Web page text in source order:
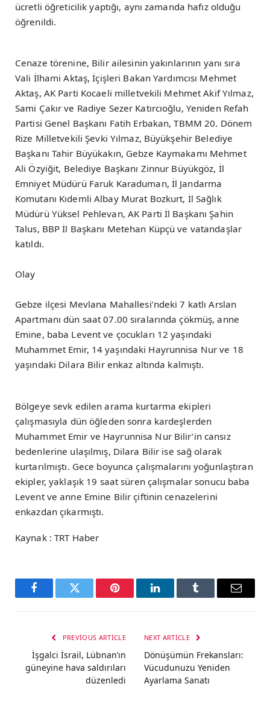
ücretli öğreticilik yaptığı, aynı zamanda hafız olduğu
öğrenildi.
Cenaze törenine, Bilir ailesinin yakınlarının yanı sıra
Vali İlhami Aktaş, İçişleri Bakan Yardımcısı Mehmet
Aktaş, AK Parti Kocaeli milletvekili Mehmet Akif Yılmaz,
Sami Çakır ve Radiye Sezer Katırcıoğlu, Yeniden Refah
Partisi Genel Başkanı Fatih Erbakan, TBMM 20. Dönem
Rize Milletvekili Şevki Yılmaz, Büyükşehir Belediye
Başkanı Tahir Büyükakın, Gebze Kaymakamı Mehmet
Ali Özyiğit, Belediye Başkanı Zinnur Büyükgöz, İl
Emniyet Müdürü Faruk Karaduman, İl Jandarma
Komutanı Kıdemli Albay Murat Bozkurt, İl Sağlık
Müdürü Yüksel Pehlevan, AK Parti İl Başkanı Şahin
Talus, BBP İl Başkanı Metehan Küpçü ve vatandaşlar
katıldı.
Olay
Gebze ilçesi Mevlana Mahallesi’ndeki 7 katlı Arslan
Apartmanı dün saat 07.00 sıralarında çökmüş, anne
Emine, baba Levent ve çocukları 12 yaşındaki
Muhammet Emir, 14 yaşındaki Hayrunnisa Nur ve 18
yaşındaki Dilara Bilir enkaz altında kalmıştı.
Bölgeye sevk edilen arama kurtarma ekipleri
çalışmasıyla dün öğleden sonra kardeşlerden
Muhammet Emir ve Hayrunnisa Nur Bilir’in cansız
bedenlerine ulaşılmış, Dilara Bilir ise sağ olarak
kurtarılmıştı. Gece boyunca çalışmalarını yoğunlaştıran
ekipler, yaklaşık 19 saat süren çalışmalar sonucu baba
Levent ve anne Emine Bilir çiftinin cenazelerini
enkazdan çıkarmıştı.
Kaynak : TRT Haber
FacebookTwitter Pinterest LinkedInTumblr Email
PREVIOUS ARTICLE
İşgalci İsrail, Lübnan’ın
güneyine hava saldırıları
düzenledi
NEXT ARTICLE
Dönüşümün Frekansları:
Vücudunuzu Yeniden
Ayarlama Sanatı